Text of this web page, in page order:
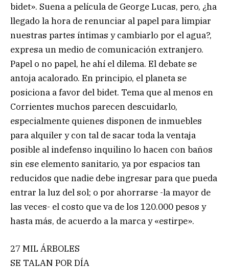
bidet». Suena a película de George Lucas, pero, ¿ha
llegado la hora de renunciar al papel para limpiar
nuestras partes íntimas y cambiarlo por el agua?,
expresa un medio de comunicación extranjero.
Papel o no papel, he ahí el dilema. El debate se
antoja acalorado. En principio, el planeta se
posiciona a favor del bidet. Tema que al menos en
Corrientes muchos parecen descuidarlo,
especialmente quienes disponen de inmuebles
para alquiler y con tal de sacar toda la ventaja
posible al indefenso inquilino lo hacen con baños
sin ese elemento sanitario, ya por espacios tan
reducidos que nadie debe ingresar para que pueda
entrar la luz del sol; o por ahorrarse -la mayor de
las veces- el costo que va de los 120.000 pesos y
hasta más, de acuerdo a la marca y «estirpe».
27 MIL ÁRBOLES
SE TALAN POR DÍA